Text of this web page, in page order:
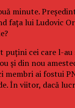
minute.
lui Ludovic
cei care l-
și din nou
ai fostui
În viitor, dacă